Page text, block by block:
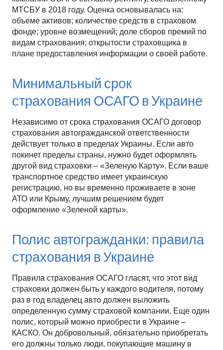
МТСБУ в 2018 году. Оценка основывалась на:
объеме активов; количестве средств в страховом
фонде; уровне возмещений; доле сборов премий по
видам страхования; открытости страховщика в
плане предоставления информации о своей работе.
Минимальный срок
страхования ОСАГО в Украине
Независимо от срока страхования ОСАГО договор
страхования автогражданской ответственности
действует только в пределах Украины. Если авто
покинет пределы страны, нужно будет оформлять
другой вид страховки – «Зеленую Карту». Если ваше
транспортное средство имеет украинскую
регистрацию, но вы временно проживаете в зоне
АТО или Крыму, лучшим решением будет
оформление «Зеленой карты».
Полис автогражданки: правила
страхования в Украине
Правила страхования ОСАГО гласят, что этот вид
страховки должен быть у каждого водителя, потому
раз в год владелец авто должен выложить
определенную сумму страховой компании. Еще один
полис, который можно приобрести в Украине –
КАСКО. Он добровольный, обязательно приобретать
его должны только люди, покупающие машину в